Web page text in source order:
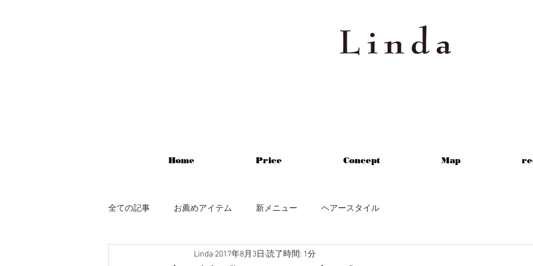
Home Price Concept Map
全ての記事 お薦めアイテム 新メニュー ヘアースタイル
Linda 2017年8月3日 読了時間: 1分